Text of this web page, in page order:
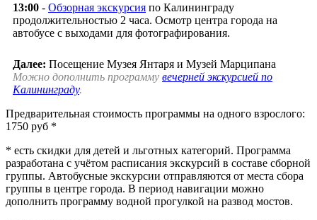
13:00 - Обзорная экскурсия по Калининграду
продолжительностью 2 часа. Осмотр центра города на
автобусе с выходами для фотографирования.
Далее: Посещение Музея Янтаря и Музей Марципана
Можно дополнить программу вечерней экскурсией по
Калининграду.
Предварительная стоимость программы на одного взрослого:
1750 руб *
* есть скидки для детей и льготных категорий. Программа
разработана с учётом расписания экскурсий в составе сборной
группы. Автобусные экскурсии отправляются от места сбора
группы в центре города. В период навигации можно
дополнить программу водной прогулкой на развод мостов.